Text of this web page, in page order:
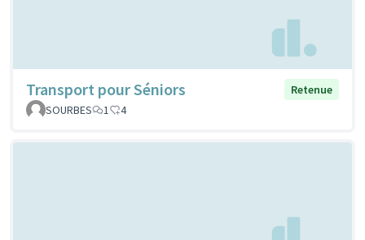
Transport pour Séniors
Retenue
SOURBES
1 4